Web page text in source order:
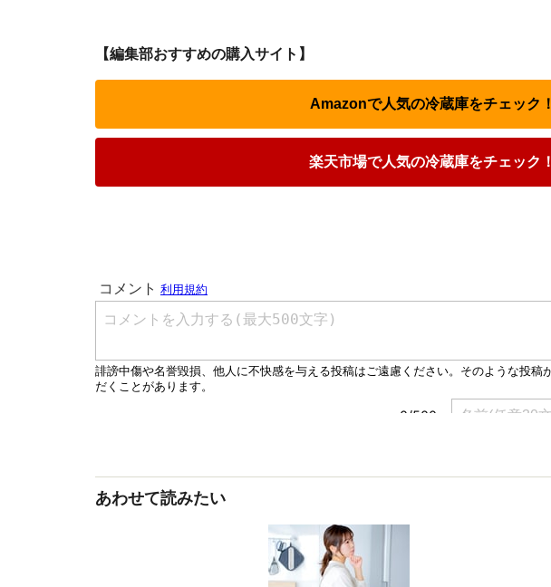
【編集部おすすめの購入サイト】
Amazonで人気の冷蔵庫をチェック！
楽天市場で人気の冷蔵庫をチェック！
あわせて読みたい